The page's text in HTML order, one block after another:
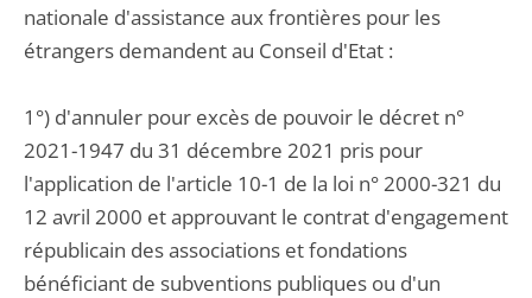
nationale d'assistance aux frontières pour les
étrangers demandent au Conseil d'Etat :
1°) d'annuler pour excès de pouvoir le décret n°
2021-1947 du 31 décembre 2021 pris pour
l'application de l'article 10-1 de la loi n° 2000-321 du
12 avril 2000 et approuvant le contrat d'engagement
républicain des associations et fondations
bénéficiant de subventions publiques ou d'un